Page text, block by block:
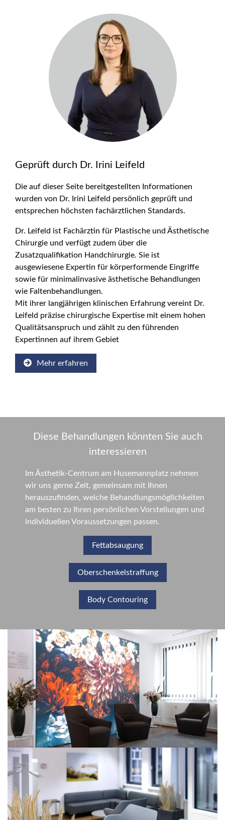
Geprüft durch Dr. Irini Leifeld
Die auf dieser Seite bereitgestellten Informationen
wurden von Dr. Irini Leifeld persönlich geprüft und
entsprechen höchsten fachärztlichen Standards.
Dr. Leifeld ist Fachärztin für Plastische und Ästhetische
Chirurgie und verfügt zudem über die
Zusatzqualifikation Handchirurgie. Sie ist
ausgewiesene Expertin für körperformende Eingriffe
sowie für minimalinvasive ästhetische Behandlungen
wie Faltenbehandlungen.
Mit ihrer langjährigen klinischen Erfahrung vereint Dr.
Leifeld präzise chirurgische Expertise mit einem hohen
Qualitätsanspruch und zählt zu den führenden
Expertinnen auf ihrem Gebiet
Mehr erfahren
Diese Behandlungen könnten Sie auch
interessieren
Im Ästhetik-Centrum am Husemannplatz nehmen
wir uns gerne Zeit, gemeinsam mit Ihnen
herauszufinden, welche Behandlungsmöglichkeiten
am besten zu Ihren persönlichen Vorstellungen und
individuellen Voraussetzungen passen.
Fettabsaugung
Oberschenkelstraffung
Body Contouring